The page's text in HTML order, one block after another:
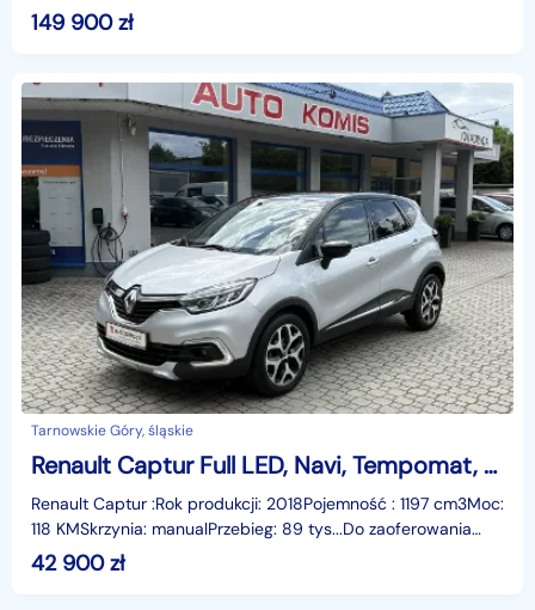
149 900zł
Tarnowskie Góry, śląskie
Renault Captur Full LED, Navi, Tempomat, Pół skóry,Gwarancja
Renault Captur :Rok produkcji: 2018Pojemność : 1197 cm3Moc:
118 KMSkrzynia: manualPrzebieg: 89 tys...Do zaoferowania
mamy Renault Captur z 2018 roku w dwukoloro
42 900zł